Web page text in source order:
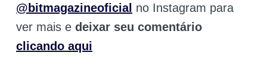
@bitmagazineoficial no Instagram para
ver mais e deixar seu comentário
clicando aqui